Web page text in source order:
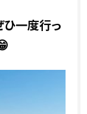
ひ一度行っ